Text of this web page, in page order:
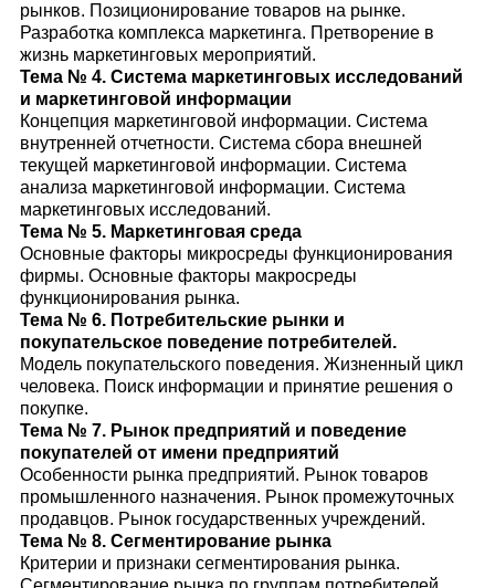
рынков. Позиционирование товаров на рынке.
Разработка комплекса маркетинга. Претворение в
жизнь маркетинговых мероприятий.
Тема № 4. Система маркетинговых исследований
и маркетинговой информации
Концепция маркетинговой информации. Система
внутренней отчетности. Система сбора внешней
текущей маркетинговой информации. Система
анализа маркетинговой информации. Система
маркетинговых исследований.
Тема № 5. Маркетинговая среда
Основные факторы микросреды функционирования
фирмы. Основные факторы макросреды
функционирования рынка.
Тема № 6. Потребительские рынки и
покупательское поведение потребителей.
Модель покупательского поведения. Жизненный цикл
человека. Поиск информации и принятие решения о
покупке.
Тема № 7. Рынок предприятий и поведение
покупателей от имени предприятий
Особенности рынка предприятий. Рынок товаров
промышленного назначения. Рынок промежуточных
продавцов. Рынок государственных учреждений.
Тема № 8. Сегментирование рынка
Критерии и признаки сегментирования рынка.